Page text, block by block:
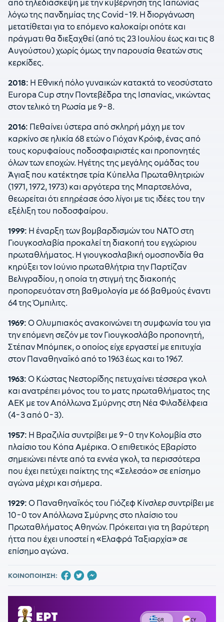
από τηλεδιάσκεψη με την κυβέρνηση της Ιαπωνίας
λόγω της πανδημίας της Covid-19. Η διοργάνωση
μετατίθεται για το επόμενο καλοκαίρι οπότε και
πράγματι θα διεξαχθεί (από τις 23 Ιουλίου έως και τις 8
Αυγούστου) χωρίς όμως την παρουσία θεατών στις
κερκίδες.
2018: Η Εθνική πόλο γυναικών κατακτά το νεοσύστατο
Europa Cup στην Ποντεβέδρα της Ισπανίας, νικώντας
στον τελικό τη Ρωσία με 9-8.
2016: Πεθαίνει ύστερα από σκληρή μάχη με τον
καρκίνο σε ηλικία 68 ετών ο Γιόχαν Κρόιφ, ένας από
τους κορυφαίους ποδοσφαιριστές και προπονητές
όλων των εποχών. Ηγέτης της μεγάλης ομάδας του
Άγιαξ που κατέκτησε τρία Κύπελλα Πρωταθλητριών
(1971, 1972, 1973) και αργότερα της Μπαρτσελόνα,
θεωρείται ότι επηρέασε όσο λίγοι με τις ιδέες του την
εξέλιξη του ποδοσφαίρου.
1999: Η έναρξη των βομβαρδισμών του ΝΑΤΟ στη
Γιουγκοσλαβία προκαλεί τη διακοπή του εγχώριου
πρωταθλήματος. Η γιουγκοσλαβική ομοσπονδία θα
κηρύξει τον Ιούνιο πρωταθλήτρια την Παρτίζαν
Βελιγραδίου, η οποία τη στιγμή της διακοπής
προπορευόταν στη βαθμολογία με 66 βαθμούς έναντι
64 της Όμπιλιτς.
1969: Ο Ολυμπιακός ανακοινώνει τη συμφωνία του για
την επόμενη σεζόν με τον Γιουγκοσλάβο προπονητή,
Στέπαν Μπόμπεκ, ο οποίος είχε εργαστεί με επιτυχία
στον Παναθηναϊκό από το 1963 έως και το 1967.
1963: Ο Κώστας Νεστορίδης πετυχαίνει τέσσερα γκολ
και ανατρέπει μόνος του το ματς πρωταθλήματος της
ΑΕΚ με τον Απόλλωνα Σμύρνης στη Νέα Φιλαδέλφεια
(4-3 από 0-3).
1957: Η Βραζιλία συντρίβει με 9-0 την Κολομβία στο
πλαίσιο του Κόπα Αμέρικα. Ο επιθετικός Εβαρίστο
σημειώνει πέντε από τα εννέα γκολ, τα περισσότερα
που έχει πετύχει παίκτης της «Σελεσάο» σε επίσημο
αγώνα μέχρι και σήμερα.
1929: Ο Παναθηναϊκός του Γιόζεφ Κίνσλερ συντρίβει με
10-0 τον Απόλλωνα Σμύρνης στο πλαίσιο του
Πρωταθλήματος Αθηνών. Πρόκειται για τη βαρύτερη
ήττα που έχει υποστεί η «Ελαφρά Ταξιαρχία» σε
επίσημο αγώνα.
ΚΟΙΝΟΠΟΙΗΣΗ: